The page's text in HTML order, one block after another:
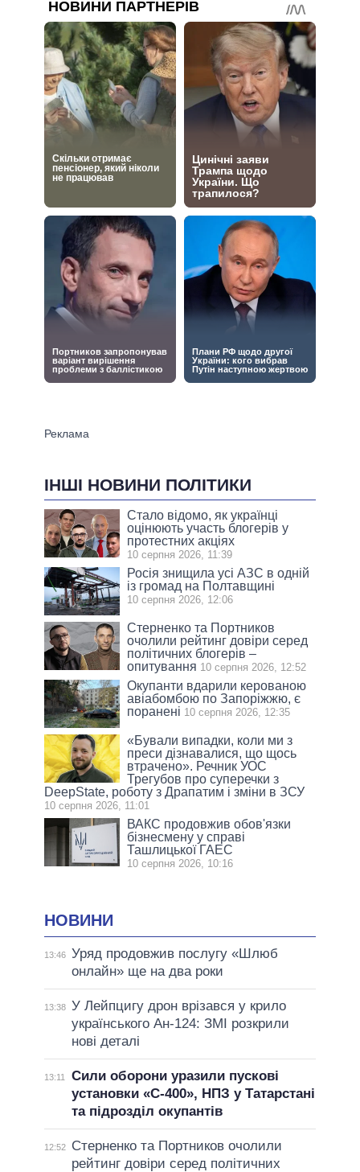
ІНШІ НОВИНИ ПОЛІТИКИ
Стало відомо, як українці
оцінюють участь блогерів у
протестних акціях
10 серпня 2026, 11:39
Росія знищила усі АЗС в одній
із громад на Полтавщині
10 серпня 2026, 12:06
Стерненко та Портников
очолили рейтинг довіри серед
політичних блогерів –
опитування 10 серпня 2026, 12:52
Окупанти вдарили керованою
авіабомбою по Запоріжжю, є
поранені 10 серпня 2026, 12:35
«Бували випадки, коли ми з
преси дізнавалися, що щось
втрачено». Речник УОС
Трегубов про cуперечки з
DeepState, роботу з Драпатим і зміни в ЗСУ
10 серпня 2026, 11:01
ВАКС продовжив обов'язки
бізнесмену у справі
Ташлицької ГАЕС
10 серпня 2026, 10:16
НОВИНИ
13:46 Уряд продовжив послугу «Шлюб
онлайн» ще на два роки
13:38 У Лейпцигу дрон врізався у крило
українського Ан-124: ЗМІ розкрили
нові деталі
13:11
Сили оборони уразили пускові
установки «С-400», НПЗ у Татарстані
та підрозділ окупантів
12:52
Стерненко та Портников очолили
рейтинг довіри серед політичних